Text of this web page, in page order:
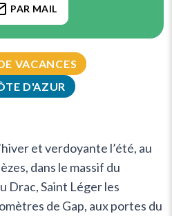
VACANCES
D'AZUR
et verdoyante l’été, au
dans le massif du
Drac, Saint Léger les
de Gap, aux portes du
PAR MAIL